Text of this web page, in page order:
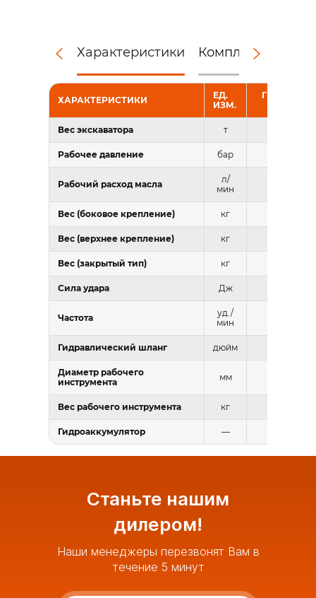
Характеристики Комплектация
ХАРАКТЕРИСТИКИ
ЕД.
ИЗМ.
Вес экскаватора т
Рабочее давление бар
Рабочий расход масла
л/
мин
Вес (боковое крепление) кг
Вес (верхнее крепление) кг
Вес (закрытый тип) кг
Сила удара Дж
Частота
уд./
мин
Гидравлический шланг дюйм
Диаметр рабочего
инструмента
мм
Вес рабочего инструмента кг
Гидроаккумулятор —
Станьте нашим
дилером!
Наши менеджеры перезвонят Вам в
течение 5 минут